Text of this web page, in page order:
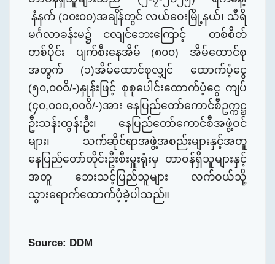
နံနက် (၁၀း၀၀)အချိန်တွင် လယ်ဝေးမြို့နယ်၊ သီရိ
မင်္ဂလာခန်းမ၌ ငလျင်ဘေးကြောင့် တစ်စိတ်
တစ်ပိုင်း ပျက်စီးနေအိမ် (၈၀၀) အိမ်ထောင်စု
အတွက် (၁)အိမ်ထောင်စုလျှင် ထောက်ပံ့ငွေ
(၅၀,၀၀၀ိ/-)နှုန်းဖြင့် စုစုပေါင်းထောက်ပံ့ငွေ ကျပ်
(၄၀,၀၀၀,၀၀၀ိ/-)အား နေပြည်တော်ကောင်စီဥက္ကဋ္ဌ
ဦးသန်းထွန်းဦး၊ နေပြည်တော်ကောင်စီအဖွဲ့ဝင်
များ၊ သက်ဆိုင်ရာအဖွဲ့အစည်းများနှင့်အတူ
နေပြည်တော်တိုင်းဦးစီးမှူးရုံးမှ တာဝန်ရှိသူများနှင့်
အတူ ဘေးသင့်ပြည်သူများ လက်ဝယ်သို့
သွားရောက်ထောက်ပံ့ခဲ့ပါသည်။
Source: DDM